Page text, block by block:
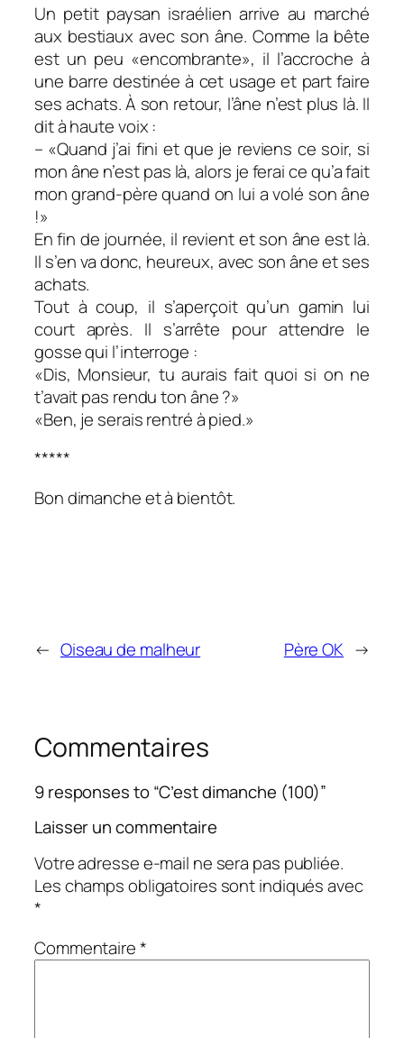
Un petit paysan israélien arrive au marché
aux bestiaux avec son âne. Comme la bête
est un peu «encombrante», il l’accroche à
une barre destinée à cet usage et part faire
ses achats. À son retour, l’âne n’est plus là. Il
dit à haute voix :
– «Quand j’ai fini et que je reviens ce soir, si
mon âne n’est pas là, alors je ferai ce qu’a fait
mon grand-père quand on lui a volé son âne
!»
En fin de journée, il revient et son âne est là.
Il s’en va donc, heureux, avec son âne et ses
achats.
Tout à coup, il s’aperçoit qu’un gamin lui
court après. Il s’arrête pour attendre le
gosse qui l’interroge :
«Dis, Monsieur, tu aurais fait quoi si on ne
t’avait pas rendu ton âne ?»
«Ben, je serais rentré à pied.»
*****
Bon dimanche et à bientôt.
← Oiseau de malheur Père OK →
Commentaires
9 responses to “C’est dimanche (100)”
Laisser un commentaire
Votre adresse e-mail ne sera pas publiée.
Les champs obligatoires sont indiqués avec
*
Commentaire*